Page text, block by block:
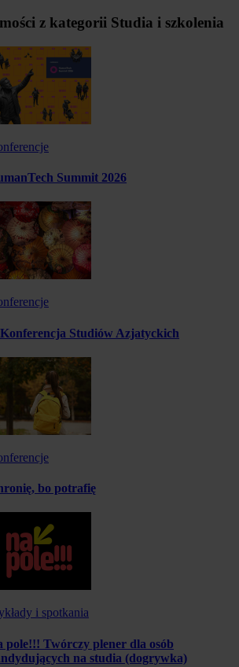
z kategorii Studia i szkolenia
Summit 2026
Studiów Azjatyckich
bo potrafię
i spotkania
pole!!! Twórczy plener dla osób
na studia (dogrywka)